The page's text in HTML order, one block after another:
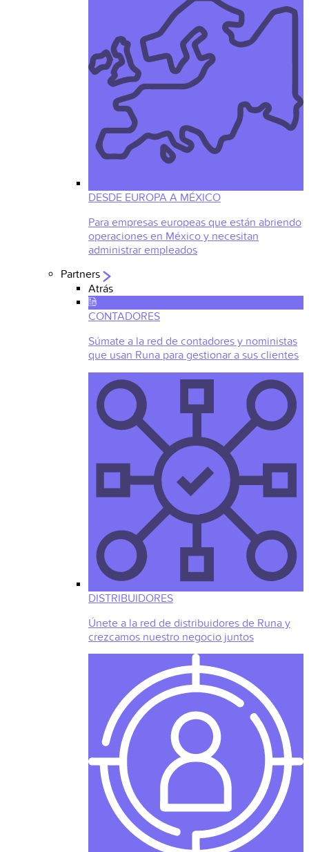
DESDE EUROPA A MÉXICO
Para empresas europeas que están abriendo
operaciones en México y necesitan
administrar empleados
Partners
Atrás
CONTADORES
Súmate a la red de contadores y noministas
que usan Runa para gestionar a sus clientes
DISTRIBUIDORES
Únete a la red de distribuidores de Runa y
crezcamos nuestro negocio juntos